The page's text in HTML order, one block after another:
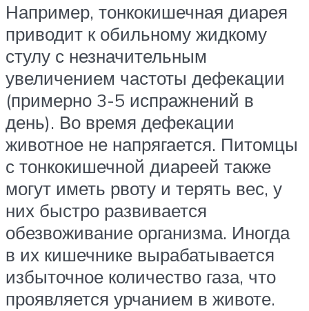
Например, тонкокишечная диарея
приводит к обильному жидкому
стулу с незначительным
увеличением частоты дефекации
(примерно 3-5 испражнений в
день). Во время дефекации
животное не напрягается. Питомцы
с тонкокишечной диареей также
могут иметь рвоту и терять вес, у
них быстро развивается
обезвоживание организма. Иногда
в их кишечнике вырабатывается
избыточное количество газа, что
проявляется урчанием в животе.